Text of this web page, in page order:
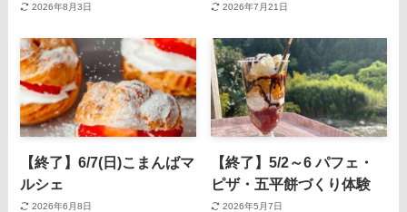
2026年8月3日 2026年7月21日
【終了】6/7(日)こまんばマ
ルシェ
2026年6月8日
【終了】5/2～6 パフェ・
ピザ・五平餅づくり体験
2026年5月7日